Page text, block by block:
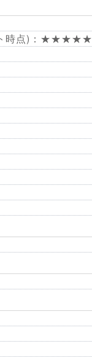
ト時点)：★★★★★